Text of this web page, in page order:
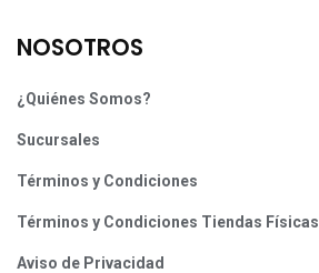
NOSOTROS
¿Quiénes Somos?
Sucursales
Términos y Condiciones
Términos y Condiciones Tiendas Físicas
Aviso de Privacidad